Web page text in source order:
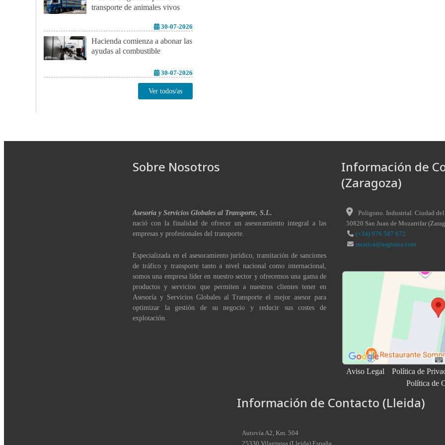
transporte de animales vivos
30-07-2026
Hacienda comienza a abonar las
ayudas al combustible
30-07-2026
Ver todos/as
Sobre Nosotros
Asesoría y Servicios Globales al Transporte, S.L.
nació con la finalidad de ofrecer un asesoramiento integral a las
empresas y profesionales del transporte.
Especializada en el asesoramiento jurídico, tramitación de sanciones
de tráfico y transporte tanto a nivel nacional como internacional,
somos una empresa líder en nuestro sector y ofrecemos una gama de
productos y servicios que permiten a nuestros clientes tener en
Asesoría y Servicios Globales al Transporte el mejor asesor para
optimizar la gestión de su negocio y reducir sus costes de
explotación.
Información de
(Zaragoza)
Poligono. Industrial. Ciudad
50820 San Juan de Mozarrifar(
(+34) 976 587 672
monica@asgtrans.com
Aviso Legal Política de
Política de
Información de Contacto (Lleida)
Autovía A2, Km. 504
25330 Vilagrassa (Lleida) España